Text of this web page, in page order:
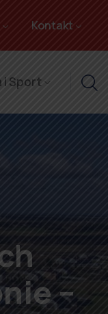
Kontakt
i Sport
–